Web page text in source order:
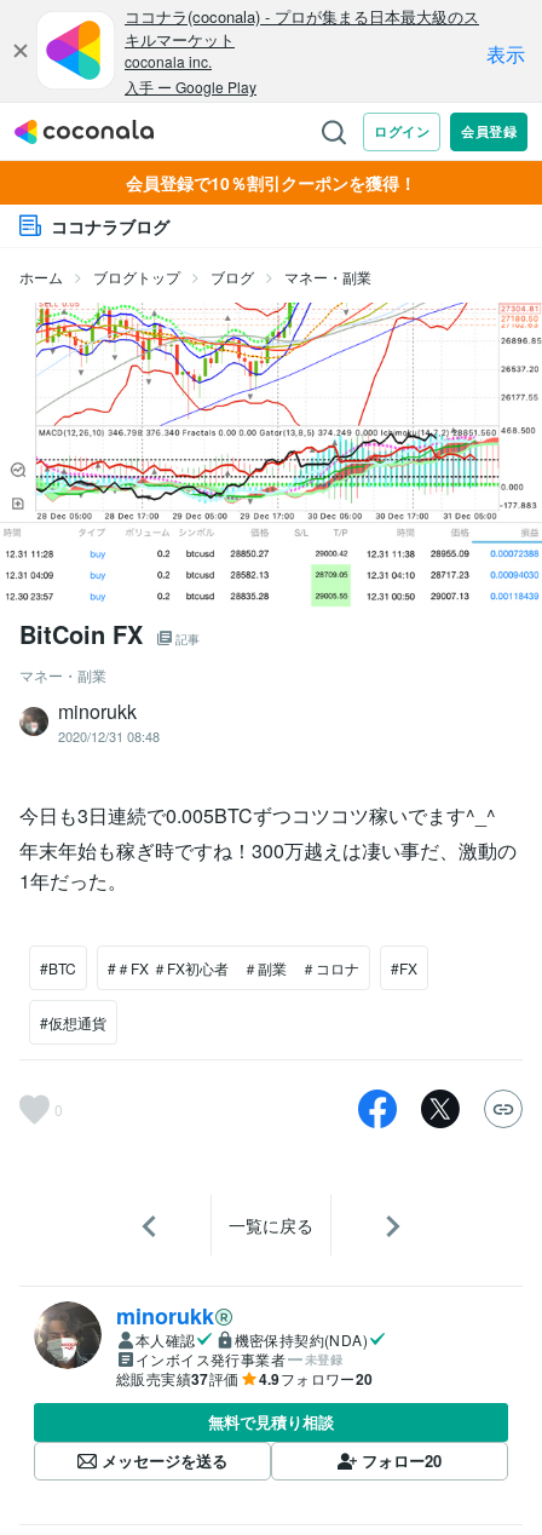
会員登録で10％割引クーポンを獲得！
ココナラブログ
ホーム ブログトップ ブログ マネー・副業
BitCoin FX 記事
マネー・副業
minorukk
2020/12/31 08:48
今日も3日連続で0.005BTCずつコツコツ稼いでます^_^
年末年始も稼ぎ時ですね！300万越えは凄い事だ、激動の
1年だった。
#BTC #＃FX ＃FX初心者 ＃副業 ＃コロナ #FX
#仮想通貨
0
一覧に戻る
minorukk
本人確認
機密保持契約(NDA)
インボイス発行事業者
未登録
総販売実績37評価 4.9フォロワー20
無料で見積り相談
メッセージを送る
フォロー20